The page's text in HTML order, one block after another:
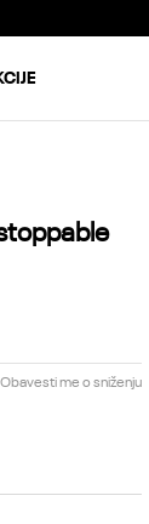
BESPLATNA
Obavesti me o sniženju